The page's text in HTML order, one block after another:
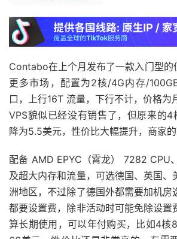
Contabo在上个月发布了一款入门型的
更多市场，配置为2核/4G内存/
口，上行16T 流量，下行不计，价格为
VPS貌似已经没有销售了，但原来的
降为5.5美元，性价比大幅提升，商家
配备 AMD EPYC（霄龙） 7282 CPU
及超大内存和流量，可选德国、英国、
洲地区，不过除了德国外都需要加机房
都要设置费，除非活动时可能免除设置
算长期使用，可以年付购买，比如4核